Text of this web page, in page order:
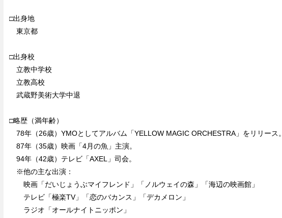
□出身地
東京都
□出身校
立教中学校
立教高校
武蔵野美術大学中退
□略歴（満年齢）
78年（26歳）YMOとしてアルバム「YELLOW MAGIC ORCHESTRA」をリリース。
87年（35歳）映画「4月の魚」主演。
94年（42歳）テレビ「AXEL」司会。
※他の主な出演：
映画「だいじょうぶマイフレンド」「ノルウェイの森」「海辺の映画館」
テレビ「極楽TV」「恋のバカンス」「デカメロン」
ラジオ「オールナイトニッポン」